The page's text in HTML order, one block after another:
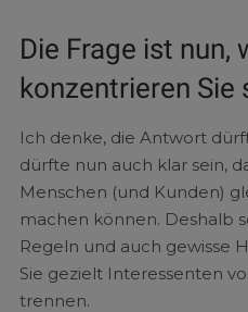
Die Frage ist nun,
konzentrieren Sie
Ich denke, die Antwort
dürfte nun auch klar sein,
Menschen (und Kunden)
machen können. Deshalb
Regeln und auch gewisse
Sie gezielt Interessenten
trennen.